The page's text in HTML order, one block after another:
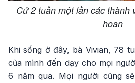
Cứ 2 tuần một lần các thành
hoan
Khi sống ở đây, bà Vivian, 78
của mình đến dạy cho mọi
6 năm qua. Mọi người cũng